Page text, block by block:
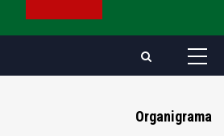
Organigrama